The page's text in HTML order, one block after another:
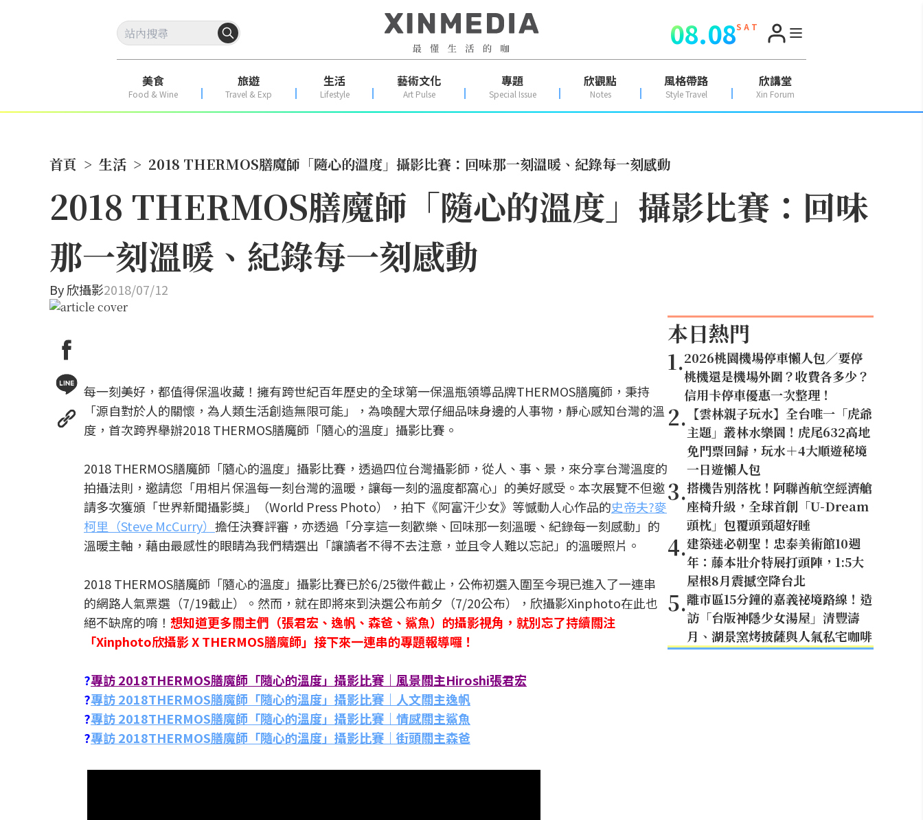
08.08S A T
美食
Food & Wine
旅遊
Travel & Exp
生活
Lifestyle
藝術文化
Art Pulse
專題
Special Issue
欣觀點
Notes
風格帶路
Style Travel
欣講堂
Xin Forum
首頁 > 生活 > 2018 THERMOS膳魔師「隨心的溫度」攝影比賽：回味那一刻溫暖、紀錄每一刻感動
2018 THERMOS膳魔師「隨心的溫度」攝影比賽：回味
那一刻溫暖、紀錄每一刻感動
By欣攝影2018/07/12
每一刻美好，都值得保溫收藏！擁有跨世紀百年歷史的全球第一保溫瓶領導品牌THERMOS膳魔師，秉持
「源自對於人的關懷，為人類生活創造無限可能」，為喚醒大眾仔細品味身邊的人事物，靜心感知台灣的溫
度，首次跨界舉辦2018 THERMOS膳魔師「隨心的溫度」攝影比賽。
2018 THERMOS膳魔師「隨心的溫度」攝影比賽，透過四位台灣攝影師，從人、事、景，來分享台灣溫度的
拍攝法則，邀請您「用相片保溫每一刻台灣的溫暖，讓每一刻的溫度都窩心」的美好感受。本次展覽不但邀
請多次獲頒「世界新聞攝影獎」（World Press Photo），拍下《阿富汗少女》等憾動人心作品的史帝夫?麥
柯里（Steve McCurry） 擔任決賽評審，亦透過「分享這一刻歡樂、回味那一刻溫暖、紀錄每一刻感動」的
溫暖主軸，藉由最感性的眼睛為我們精選出「讓讀者不得不去注意，並且令人難以忘記」的溫暖照片。
2018 THERMOS膳魔師「隨心的溫度」攝影比賽已於6/25徵件截止，公佈初選入圍至今現已進入了一連串
的網路人氣票選（7/19截止）。然而，就在即將來到決選公布前夕（7/20公布），欣攝影Xinphoto在此也
絕不缺席的唷！ 想知道更多關主們（張君宏、逸帆、森爸、鯊魚）的攝影視角，就別忘了持續關注
「Xinphoto欣攝影 X THERMOS膳魔師」接下來一連串的專題報導囉！
?專訪 2018THERMOS膳魔師「隨心的溫度」攝影比賽｜風景關主Hiroshi張君宏
?專訪 2018THERMOS膳魔師「隨心的溫度」攝影比賽｜人文關主逸帆
?專訪 2018THERMOS膳魔師「隨心的溫度」攝影比賽｜情感關主鯊魚
?專訪 2018THERMOS膳魔師「隨心的溫度」攝影比賽｜街頭關主森爸
本日熱門
1.2026桃園機場停車懶人包／要停
桃機還是機場外圍？收費各多少？
信用卡停車優惠一次整理！
2. 【雲林親子玩水】全台唯一「虎爺
主題」叢林水樂園！虎尾632高地
免門票回歸，玩水＋4大順遊秘境
一日遊懶人包
3.搭機告別落枕！阿聯酋航空經濟艙
座椅升級，全球首創「U-Dream
頭枕」包覆頭頸超好睡
4.建築迷必朝聖！忠泰美術館10週
年：藤本壯介特展打頭陣，1:5大
屋根8月震撼空降台北
5.離市區15分鐘的嘉義祕境路線！造
訪「台版神隱少女湯屋」清豐濤
月、湖景窯烤披薩與人氣私宅咖啡